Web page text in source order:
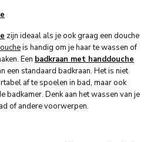
zijn ideaal als je ook graag een douche
is handig om je haar te wassen of
Een badkraan met handdouche
een standaard badkraan. Het is niet
af te spoelen in bad, maar ook
badkamer. Denk aan het wassen van je
of andere voorwerpen.